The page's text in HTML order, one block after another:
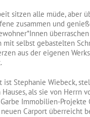
sitzen alle müde, aber
zusammen und
mit selbst gebastelten
aus der eigenen
ist Stephanie Wiebeck,
als sie von Herrn
Immobilien-Projekte
Carport überreicht